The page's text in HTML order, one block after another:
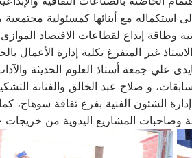
استكماله مع أبنائها كمسئولية
وطاقة إبداع لقطاعات الاقتصاد
غير المتفرغ بكلية إدارة الأعمال
و صلاح عبد الخالق والفنانة
إدارة الشئون الفنية بفرع ثقافة
وصاحبات المشاريع اليدوية من